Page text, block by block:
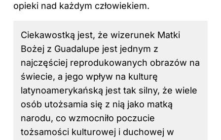
opieki nad każdym człowiekiem.
Ciekawostką jest, że wizerunek Matki
Bożej z Guadalupe jest jednym z
najczęściej reprodukowanych obrazów na
świecie, a jego wpływ na kulturę
latynoamerykańską jest tak silny, że wiele
osób utożsamia się z nią jako matką
narodu, co wzmocniło poczucie
tożsamości kulturowej i duchowej w